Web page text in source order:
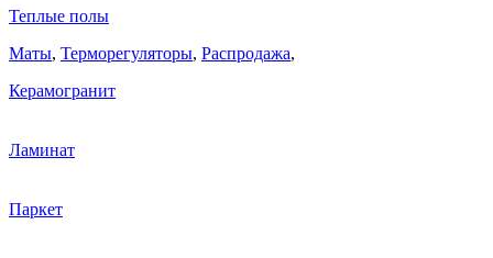
Теплые полы
Маты, Терморегуляторы, Распродажа,
Керамогранит
Ламинат
Паркет